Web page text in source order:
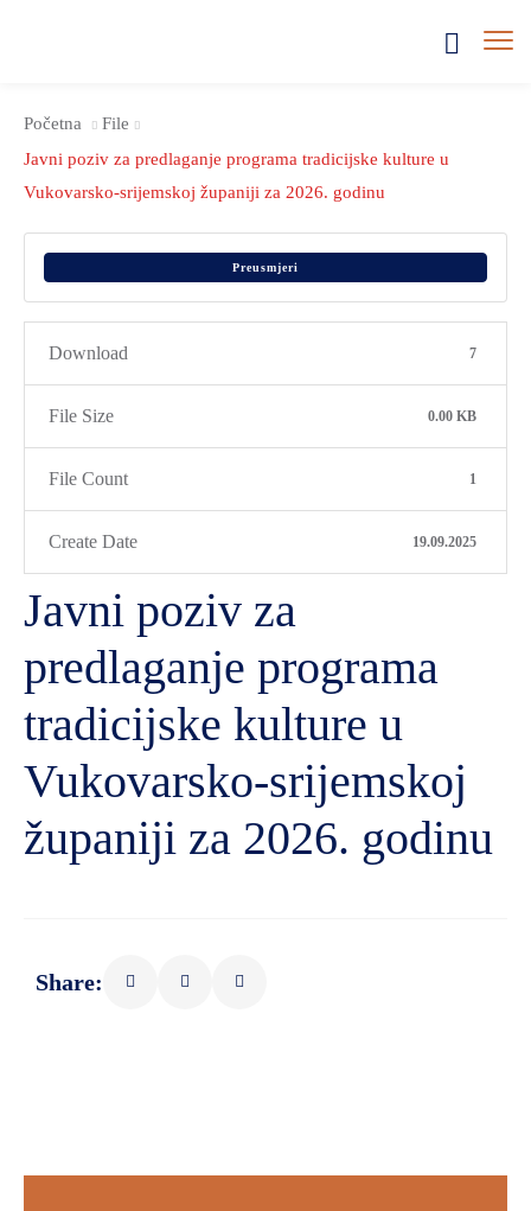
Početna
File
Javni poziv za predlaganje programa tradicijske kulture u
Vukovarsko-srijemskoj županiji za 2026. godinu
Preusmjeri
Download 7
File Size 0.00 KB
File Count 1
Create Date 19.09.2025
Javni poziv za
predlaganje programa
tradicijske kulture u
Vukovarsko-srijemskoj
županiji za 2026. godinu
Share: